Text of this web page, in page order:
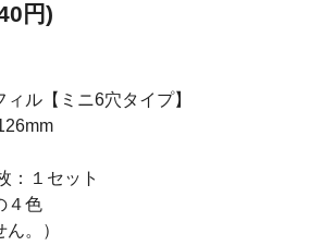
円)
ル【ミニ6穴タイプ】
：１セット
４色
。）